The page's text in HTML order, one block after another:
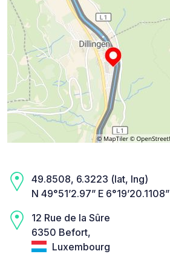
49.8508, 6.3223 (lat, lng)
N 49°51’2.97” E 6°19’20.1108”
12 Rue de la Sûre
6350 Befort,
Luxembourg